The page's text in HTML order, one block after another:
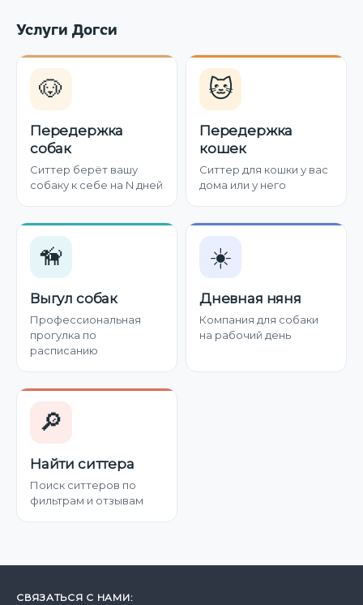
Услуги Догси
🐶
Передержка
собак
Ситтер берёт вашу
собаку к себе на N дней
🐱
Передержка
кошек
Ситтер для кошки у вас
дома или у него
🦮
Выгул собак
Профессиональная
прогулка по
расписанию
☀️
Дневная няня
Компания для собаки
на рабочий день
🔎
Найти ситтера
Поиск ситтеров по
фильтрам и отзывам
СВЯЗАТЬСЯ С НАМИ: